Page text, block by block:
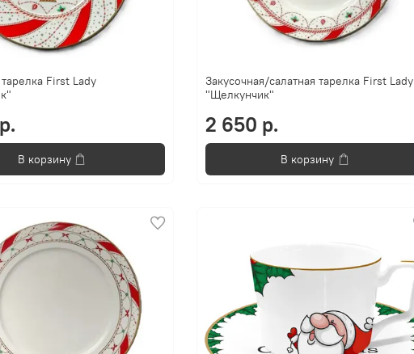
First Lady
В корзину
Закусочная/салатная тарелка First Lady
"Щелкунчик"
2 650 р.
В корзину